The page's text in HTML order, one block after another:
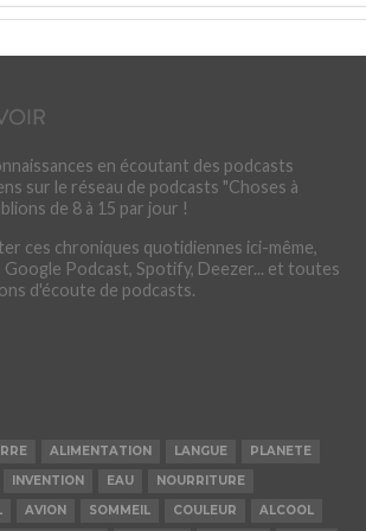
en écoutant des podcasts
sur le réseau de podcasts "Choses à
de 8 à 15 par jour !
ces chroniques quotidiennes ici-même,
Google Podcast, Spotify, Deezer... et toutes
d'écoute de podcasts.
ALIMENTATION LANGUE
PLANETE
INVENTION EAU
NOURRITURE
AVION SOMMEIL COULEUR ALCOOL